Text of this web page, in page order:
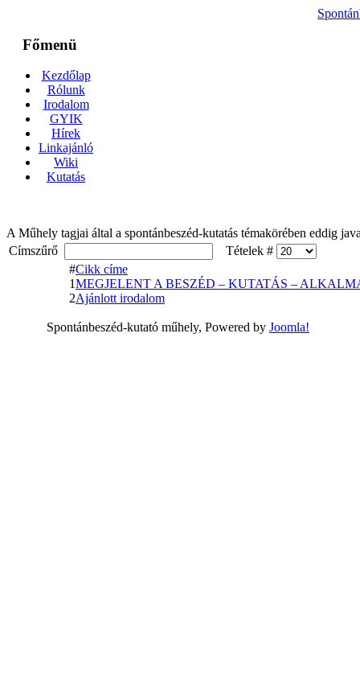
Főmenü
Kezdőlap
Rólunk
Irodalom
GYIK
Hírek
Linkajánló
Wiki
Kutatás
A Műhely tagjai által a spontánbeszéd-kutatás témakörében eddig
Címszűrő
Tételek #
#Cikk címe
1MEGJELENT A BESZÉD – KUTATÁS –
2Ajánlott irodalom
Spontánbeszéd-kutató műhely, Powered by Joomla!